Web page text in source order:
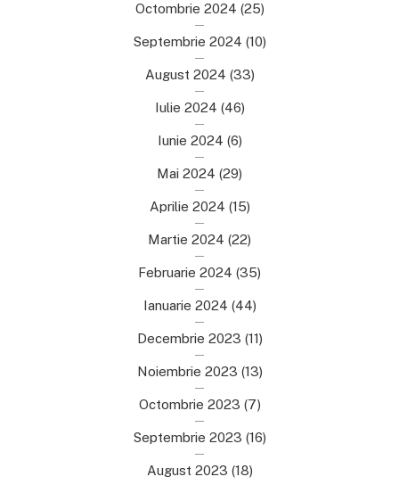
Octombrie 2024 (25)
Septembrie 2024 (10)
August 2024 (33)
Iulie 2024 (46)
Iunie 2024 (6)
Mai 2024 (29)
Aprilie 2024 (15)
Martie 2024 (22)
Februarie 2024 (35)
Ianuarie 2024 (44)
Decembrie 2023 (11)
Noiembrie 2023 (13)
Octombrie 2023 (7)
Septembrie 2023 (16)
August 2023 (18)